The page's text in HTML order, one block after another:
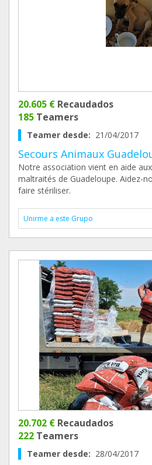
20.605 € Recaudados
185 Teamers
Teamer desde: 21/04/2017
Secours Animaux
Notre association vient en aide
maltraités de Guadeloupe. Aidez-
faire stériliser.
Unirme a este Grupo
20.702 € Recaudados
222 Teamers
Teamer desde: 28/04/2017